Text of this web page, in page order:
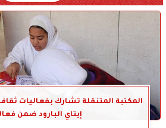
المكتبة المتنقلة تشارك بفعاليات
إيتاي البارود ضمن